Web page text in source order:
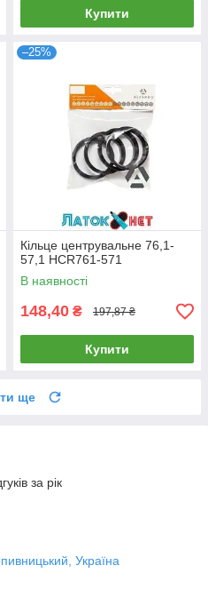
Купити
–25%
Кільце центрувальне 76,1-
57,1 HCR761-571
В наявності
148,40 ₴ 197,87 ₴
Купити
ще
за рік
Україна